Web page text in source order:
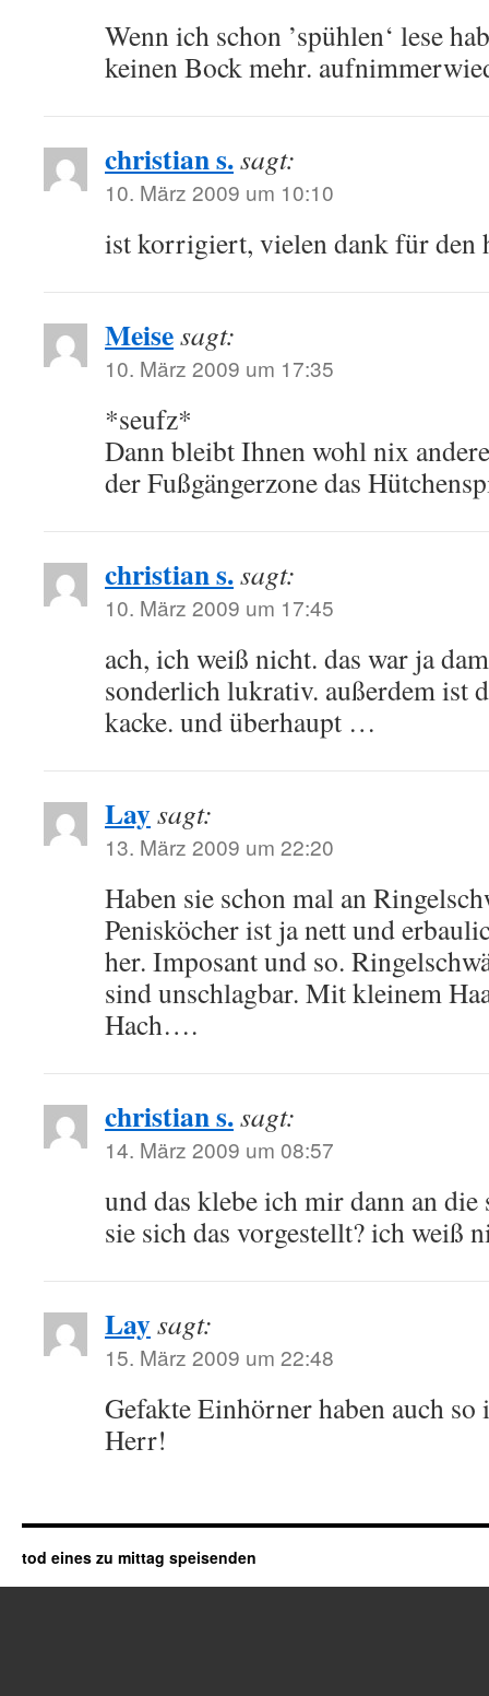
Wenn ich schon ’spühlen‘ lese
keinen Bock mehr.
christian s.sagt:
10. März 2009 um 10:10
ist korrigiert, vielen dank für den
Meisesagt:
10. März 2009 um 17:35
*seufz*
Dann bleibt Ihnen wohl nix
der Fußgängerzone das
christian s.sagt:
10. März 2009 um 17:45
ach, ich weiß nicht. das war ja
sonderlich lukrativ. außerdem ist
kacke. und überhaupt …
Laysagt:
13. März 2009 um 22:20
Haben sie schon mal an
Penisköcher ist ja nett und
her. Imposant und so.
sind unschlagbar. Mit kleinem
Hach….
christian s.sagt:
14. März 2009 um 08:57
und das klebe ich mir dann an
sie sich das vorgestellt? ich weiß
Laysagt:
15. März 2009 um 22:48
Gefakte Einhörner haben auch
Herr!
tod eines zu mittag speisenden